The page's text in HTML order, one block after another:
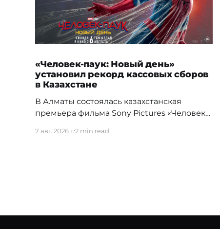
«Человек-паук: Новый день»
установил рекорд кассовых сборов
в Казахстане
В Алматы состоялась казахстанская
премьера фильма Sony Pictures «Человек-
день картина установила новый
7 авг. 2026 г.2 min read